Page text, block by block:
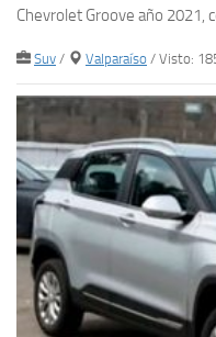
Chevrolet Groove año 2021,
Suv / Valparaíso / Visto: